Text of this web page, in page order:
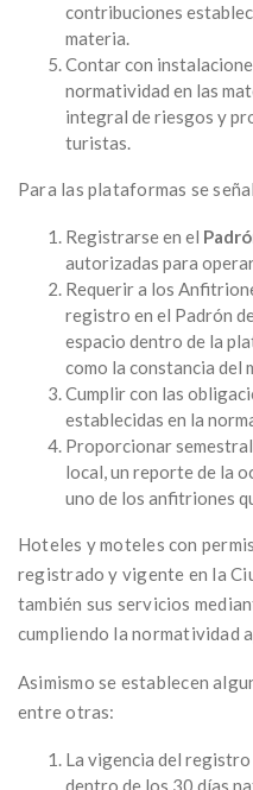
contribuciones
materia.
Contar con
normatividad en las
integral de riesgos y
turistas.
Para las plataformas se
Registrarse en el
autorizadas para
Requerir a los
registro en el Padrón
espacio dentro de la
como la constancia del
Cumplir con las
establecidas en la
Proporcionar
local, un reporte de la
uno de los anfitriones
Hoteles y moteles con
registrado y vigente en la
también sus servicios
cumpliendo la normatividad
Asimismo se establecen
entre otras:
La vigencia del
dentro de los 30 días